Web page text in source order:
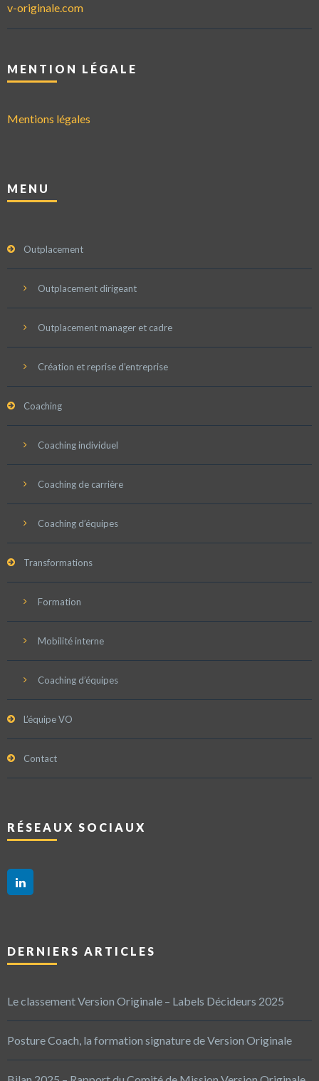
v-originale.com
MENTION LÉGALE
Mentions légales
MENU
Outplacement
Outplacement dirigeant
Outplacement manager et cadre
Création et reprise d’entreprise
Coaching
Coaching individuel
Coaching de carrière
Coaching d’équipes
Transformations
Formation
Mobilité interne
Coaching d’équipes
L’équipe VO
Contact
RÉSEAUX SOCIAUX
DERNIERS ARTICLES
Le classement Version Originale – Labels Décideurs 2025
Posture Coach, la formation signature de Version Originale